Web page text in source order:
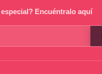
Encuéntralo aquí